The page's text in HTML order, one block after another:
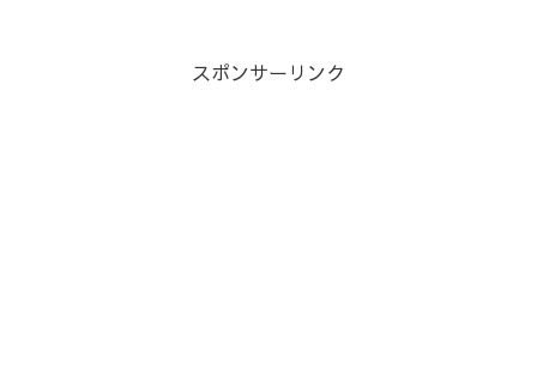
スポンサーリンク